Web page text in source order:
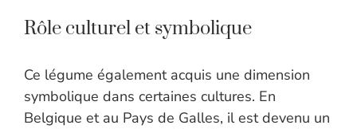
Rôle culturel et symbolique
Ce légume également acquis une dimension
symbolique dans certaines cultures. En
Belgique et au Pays de Galles, il est devenu un